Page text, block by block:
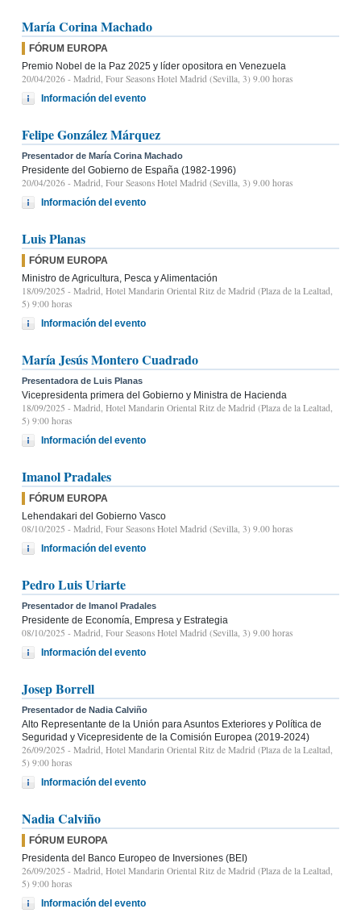
María Corina Machado
FÓRUM EUROPA
Premio Nobel de la Paz 2025 y líder opositora en Venezuela
20/04/2026 - Madrid, Four Seasons Hotel Madrid (Sevilla, 3) 9.00 horas
Información del evento
Felipe González Márquez
Presentador de María Corina Machado
Presidente del Gobierno de España (1982-1996)
20/04/2026 - Madrid, Four Seasons Hotel Madrid (Sevilla, 3) 9.00 horas
Información del evento
Luis Planas
FÓRUM EUROPA
Ministro de Agricultura, Pesca y Alimentación
18/09/2025 - Madrid, Hotel Mandarin Oriental Ritz de Madrid (Plaza de la Lealtad,
5) 9:00 horas
Información del evento
María Jesús Montero Cuadrado
Presentadora de Luis Planas
Vicepresidenta primera del Gobierno y Ministra de Hacienda
18/09/2025 - Madrid, Hotel Mandarin Oriental Ritz de Madrid (Plaza de la Lealtad,
5) 9:00 horas
Información del evento
Imanol Pradales
FÓRUM EUROPA
Lehendakari del Gobierno Vasco
08/10/2025 - Madrid, Four Seasons Hotel Madrid (Sevilla, 3) 9.00 horas
Información del evento
Pedro Luis Uriarte
Presentador de Imanol Pradales
Presidente de Economía, Empresa y Estrategia
08/10/2025 - Madrid, Four Seasons Hotel Madrid (Sevilla, 3) 9.00 horas
Información del evento
Josep Borrell
Presentador de Nadia Calviño
Alto Representante de la Unión para Asuntos Exteriores y Política de
Seguridad y Vicepresidente de la Comisión Europea (2019-2024)
26/09/2025 - Madrid, Hotel Mandarin Oriental Ritz de Madrid (Plaza de la Lealtad,
5) 9:00 horas
Información del evento
Nadia Calviño
FÓRUM EUROPA
Presidenta del Banco Europeo de Inversiones (BEI)
26/09/2025 - Madrid, Hotel Mandarin Oriental Ritz de Madrid (Plaza de la Lealtad,
5) 9:00 horas
Información del evento